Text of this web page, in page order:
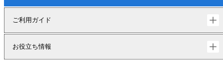
ご利用ガイド
お役立ち情報